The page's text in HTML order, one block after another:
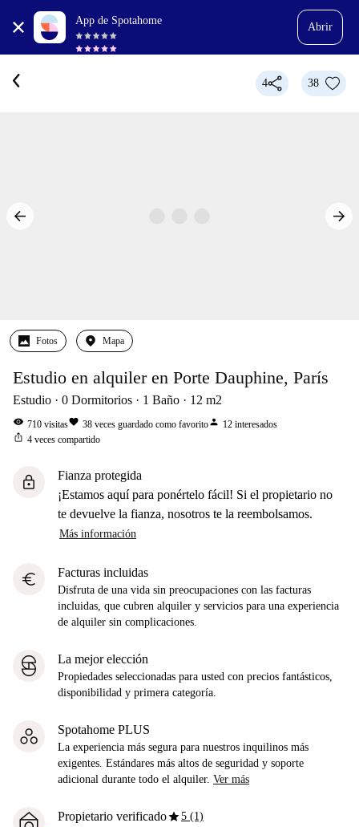
App de Spotahome
Abrir
4 38
Fotos Mapa
Estudio en alquiler en Porte Dauphine, París
Estudio 0 Dormitorios 1 Baño 12 m2
visibility 710 visitasfavorite 38 veces guardado como favoritoperson 12 interesados
ios_share 4 veces compartido
lock
Fianza protegida
¡Estamos aquí para ponértelo fácil! Si el propietario no
te devuelve la fianza, nosotros te la reembolsamos.
Más información
euro Facturas incluidas
Disfruta de una vida sin preocupaciones con las facturas
incluidas, que cubren alquiler y servicios para una experiencia
de alquiler sin complicaciones.
La mejor elección
Propiedades seleccionadas para usted con precios fantásticos,
disponibilidad y primera categoría.
Spotahome PLUS
La experiencia más segura para nuestros inquilinos más
exigentes. Estándares más altos de seguridad y soporte
adicional durante todo el alquiler. Ver más
Propietario verificadostar5 (1)